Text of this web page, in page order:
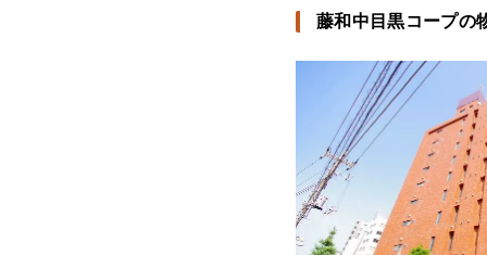
藤和中目黒コープの